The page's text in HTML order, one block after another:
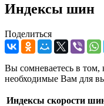
Индексы шин
Поделиться
Вы сомневаетесь в
необходимые Вам для
Индексы скорости